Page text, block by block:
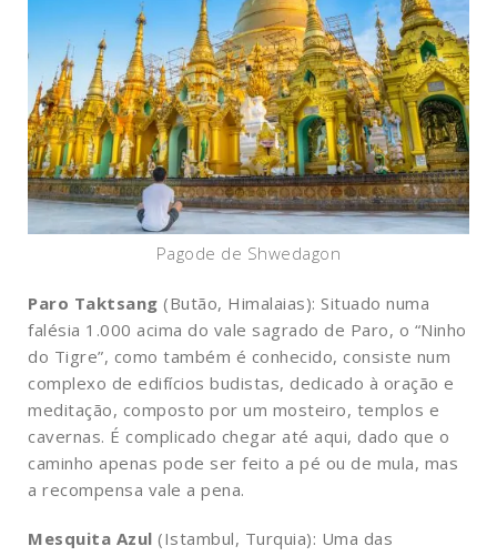
Pagode de Shwedagon
Paro Taktsang (Butão, Himalaias): Situado numa
falésia 1.000 acima do vale sagrado de Paro, o “Ninho
do Tigre”, como também é conhecido, consiste num
complexo de edifícios budistas, dedicado à oração e
meditação, composto por um mosteiro, templos e
cavernas. É complicado chegar até aqui, dado que o
caminho apenas pode ser feito a pé ou de mula, mas
a recompensa vale a pena.
Mesquita Azul (Istambul, Turquia): Uma das